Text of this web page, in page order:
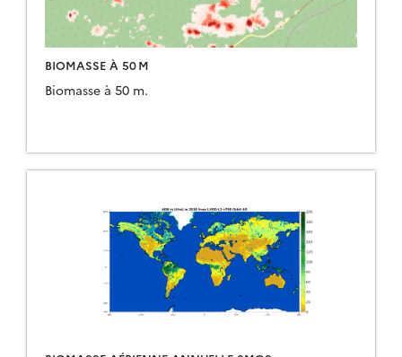
BIOMASSE À 50 M
Biomasse à 50 m.